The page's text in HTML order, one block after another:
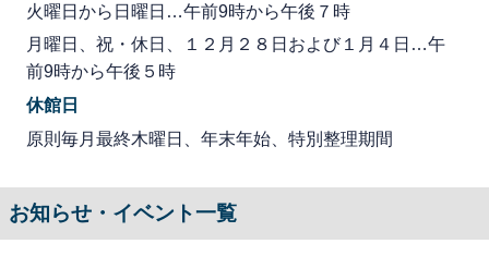
火曜日から日曜日…午前9時から午後７時
月曜日、祝・休日、１２月２８日および１月４日…午
前9時から午後５時
休館日
原則毎月最終木曜日、年末年始、特別整理期間
お知らせ・イベント一覧